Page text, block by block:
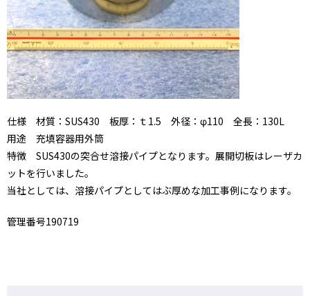
仕様 材質：SUS430 板厚：ｔ1.5 外径：φ110 全長：130L
用途 充填容器用外筒
特徴 SUS430の突合せ溶接パイプとなります。展開切板はレーザカ
ットを行いました。
当社としては、溶接パイプとしてはぶ厚めな加工事例になります。
管理番号190719